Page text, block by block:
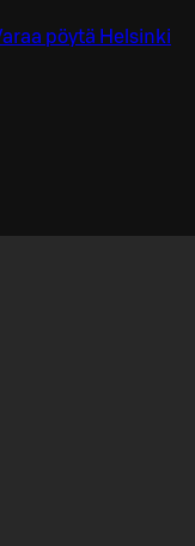
pöytä Helsinki